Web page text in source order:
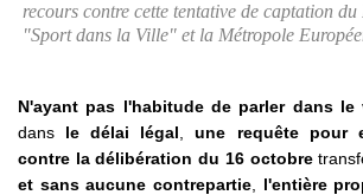
recours contre cette tentative de captation
"Sport dans la Ville" et la Métropole
N'ayant pas l'habitude de parler dans le
dans le délai légal ,une requête pour
contre la délibération du 16 octobre
et sans aucune contrepartie, l'entière